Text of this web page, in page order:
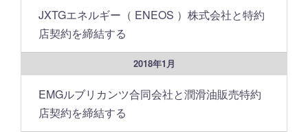
JXTGエネルギー（ ENEOS ）株式会社と特約
店契約を締結する
2018年1月
EMGルブリカンツ合同会社と潤滑油販売特約
店契約を締結する